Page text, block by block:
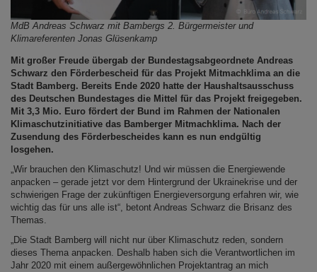
MdB Andreas Schwarz mit Bambergs 2. Bürgermeister und
Klimareferenten Jonas Glüsenkamp
Mit großer Freude übergab der Bundestagsabgeordnete Andreas
Schwarz den Förderbescheid für das Projekt Mitmachklima an die
Stadt Bamberg. Bereits Ende 2020 hatte der Haushaltsausschuss
des Deutschen Bundestages die Mittel für das Projekt freigegeben.
Mit 3,3 Mio. Euro fördert der Bund im Rahmen der Nationalen
Klimaschutzinitiative das Bamberger Mitmachklima. Nach der
Zusendung des Förderbescheides kann es nun endgültig
losgehen.
„Wir brauchen den Klimaschutz! Und wir müssen die Energiewende
anpacken – gerade jetzt vor dem Hintergrund der Ukrainekrise und der
schwierigen Frage der zukünftigen Energieversorgung erfahren wir, wie
wichtig das für uns alle ist“, betont Andreas Schwarz die Brisanz des
Themas.
„Die Stadt Bamberg will nicht nur über Klimaschutz reden, sondern
dieses Thema anpacken. Deshalb haben sich die Verantwortlichen im
Jahr 2020 mit einem außergewöhnlichen Projektantrag an mich